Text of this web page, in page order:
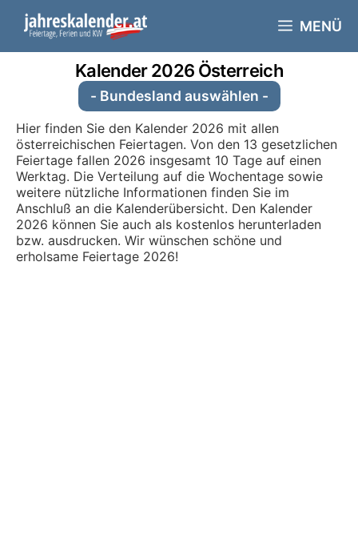
content
MENÜ
Kalender 2026 Österreich
- Bundesland auswählen -
Hier finden Sie den Kalender 2026 mit allen
österreichischen Feiertagen. Von den 13 gesetzlichen
Feiertage fallen 2026 insgesamt 10 Tage auf einen
Werktag. Die Verteilung auf die Wochentage sowie
weitere nützliche Informationen finden Sie im
Anschluß an die Kalenderübersicht. Den Kalender
2026 können Sie auch als kostenlos herunterladen
bzw. ausdrucken. Wir wünschen schöne und
erholsame Feiertage 2026!